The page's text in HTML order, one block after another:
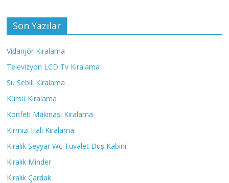
Son Yazılar
Vidanjör Kiralama
Televizyon LCD Tv Kiralama
Su Sebili Kiralama
Kürsü Kiralama
Konfeti Makinası Kiralama
Kırmızı Halı Kiralama
Kiralık Seyyar Wc Tuvalet Duş Kabini
Kiralık Minder
Kiralık Çardak